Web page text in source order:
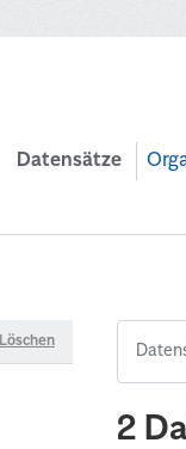
Datensätze
Löschen
2